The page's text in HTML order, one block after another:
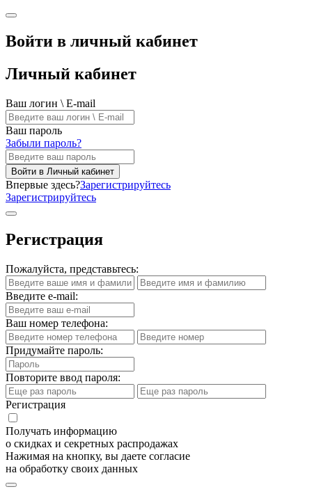
Войти в личный кабинет
Личный кабинет
Ваш логин \ E-mail
Ваш пароль
Забыли пароль?
Войти в Личный кабинет
Впервые здесь?Зарегистрируйтесь
Зарегистрируйтесь
Регистрация
Пожалуйста, представьтесь:
Введите e-mail:
Ваш номер телефона:
Придумайте пароль:
Повторите ввод пароля:
Регистрация
Получать информацию
о скидках и секретных распродажах
Нажимая на кнопку, вы даете согласие
на обработку своих данных